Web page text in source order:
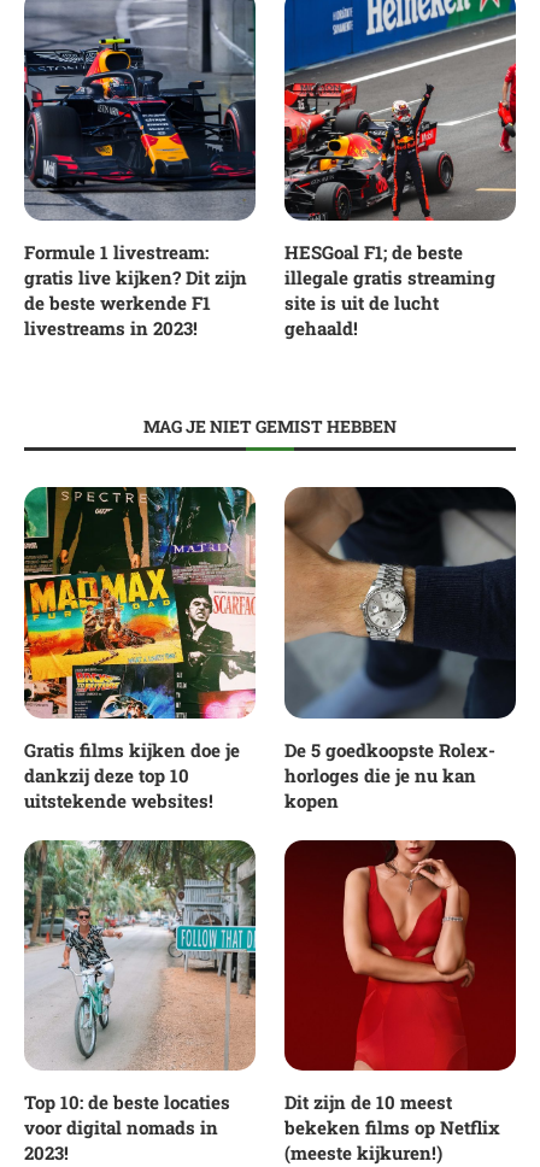
Formule 1 livestream:
gratis live kijken? Dit zijn
de beste werkende F1
livestreams in 2023!
HESGoal F1; de beste
illegale gratis streaming
site is uit de lucht
gehaald!
MAG JE NIET GEMIST HEBBEN
Gratis films kijken doe je
dankzij deze top 10
uitstekende websites!
De 5 goedkoopste Rolex-
horloges die je nu kan
kopen
Top 10: de beste locaties
voor digital nomads in
2023!
Dit zijn de 10 meest
bekeken films op Netflix
(meeste kijkuren!)